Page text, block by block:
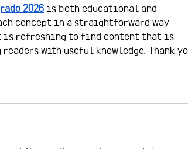
2026 is both educational and
concept in a straightforward way
is refreshing to find content that is
with useful knowledge. Thank